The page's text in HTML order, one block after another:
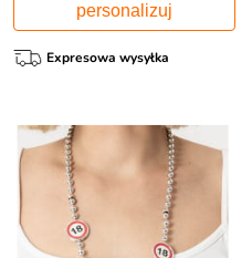
personalizuj
Expresowa wysyłka